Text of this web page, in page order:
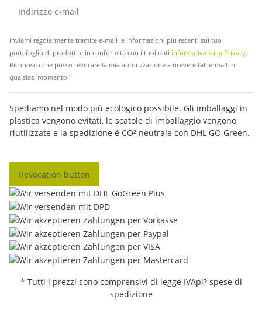
Inviami regolarmente tramite e-mail le informazioni più recenti sul tuo
portafoglio di prodotti e in conformità con i tuoi dati informativa sulla Privacy.
Riconosco che posso revocare la mia autorizzazione a ricevere tali e-mail in
qualsiasi momento."
Spediamo nel modo più ecologico possibile. Gli imballaggi in
plastica vengono evitati, le scatole di imballaggio vengono
riutilizzate e la spedizione è CO² neutrale con DHL GO Green.
Revocation button
* Tutti i prezzi sono comprensivi di legge IVApi? spese di
spedizione